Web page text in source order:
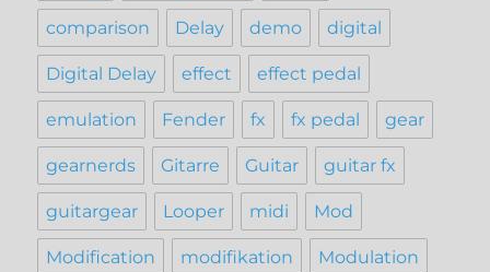
comparison Delay demo digital
Digital Delay effect effect pedal
emulation Fender fx fx pedal gear
gearnerds Gitarre Guitar guitar fx
guitargear Looper midi Mod
Modification modifikation Modulation